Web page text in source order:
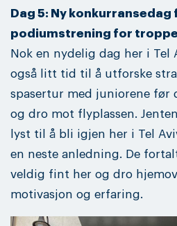
Dag 5: Ny
podiumstrening for
Nok en nydelig dag her i Tel
også litt tid til å utforske
spasertur med juniorene før
og dro mot flyplassen.
lyst til å bli igjen her i Tel
en neste anledning. De
veldig fint her og dro
motivasjon og erfaring.